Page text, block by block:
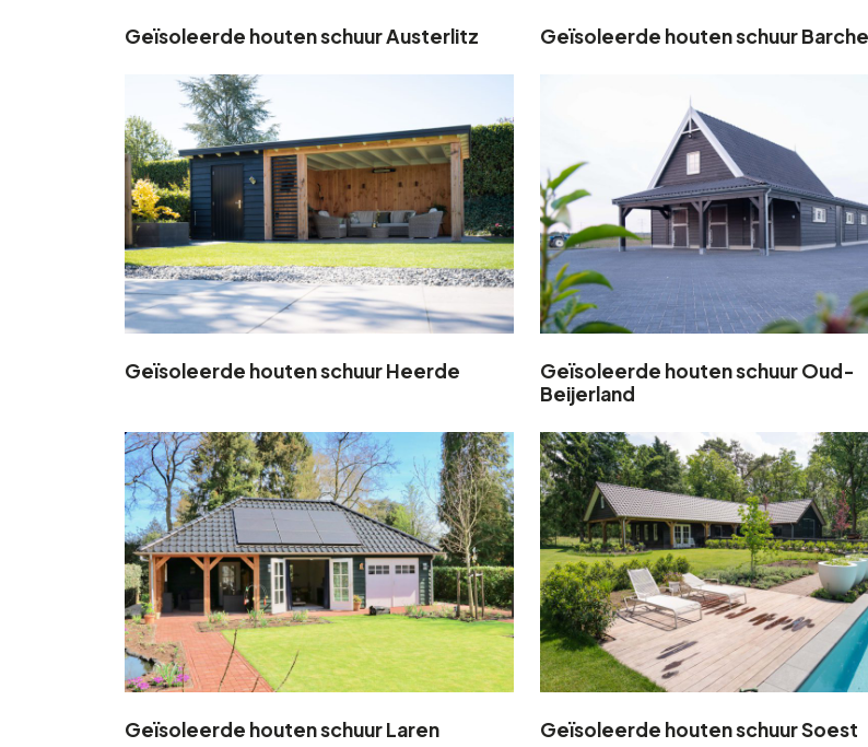
Geïsoleerde houten schuur Austerlitz Geïsoleerde houten schuur
Geïsoleerde houten schuur Heerde
Geïsoleerde houten schuur Oud-
Beijerland
Geïsoleerde houten schuur Laren Geïsoleerde houten schuur Soest